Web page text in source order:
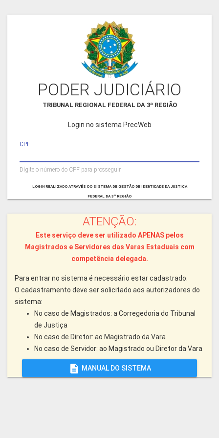
PODER JUDICIÁRIO
TRIBUNAL REGIONAL FEDERAL DA 3ª REGIÃO
Login no sistema PrecWeb
CPF
Dígite o número do CPF para prosseguir
LOGIN REALIZADO ATRAVÉS DO SISTEMA DE GESTÃO DE IDENTIDADE DA JUSTIÇA
FEDERAL DA 3ª REGIÃO
ATENÇÃO:
Este serviço deve ser utilizado APENAS pelos
Magistrados e Servidores das Varas Estaduais com
competência delegada.
Para entrar no sistema é necessário estar cadastrado.
O cadastramento deve ser solicitado aos autorizadores do
sistema:
No caso de Magistrados: a Corregedoria do Tribunal
de Justiça
No caso de Diretor: ao Magistrado da Vara
No caso de Servidor: ao Magistrado ou Diretor da Vara
description MANUAL DO SISTEMA